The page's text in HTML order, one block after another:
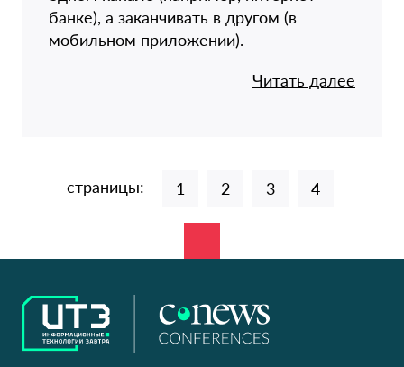
банке), а заканчивать в другом (в
мобильном приложении).
Читать далее
страницы: 1 2 3 4